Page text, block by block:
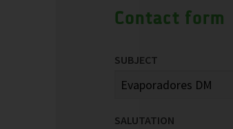
Contact form
SUBJECT
SALUTATION